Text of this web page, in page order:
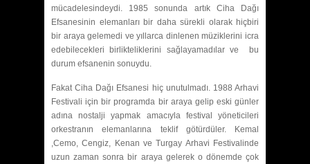
mücadelesindeydi. 1985 sonunda artık Ciha Dağı
Efsanesinin elemanları bir daha sürekli olarak hiçbiri
bir araya gelemedi ve yıllarca dinlenen müziklerini icra
edebilecekleri birlikteliklerini sağlayamadılar ve bu
durum efsanenin sonuydu.
Fakat Ciha Dağı Efsanesi hiç unutulmadı. 1988 Arhavi
Festivali için bir programda bir araya gelip eski günler
adına nostalji yapmak amacıyla festival yöneticileri
orkestranın elemanlarına teklif götürdüler. Kemal
,Cemo, Cengiz, Kenan ve Turgay Arhavi Festivalinde
uzun zaman sonra bir araya gelerek o dönemde çok